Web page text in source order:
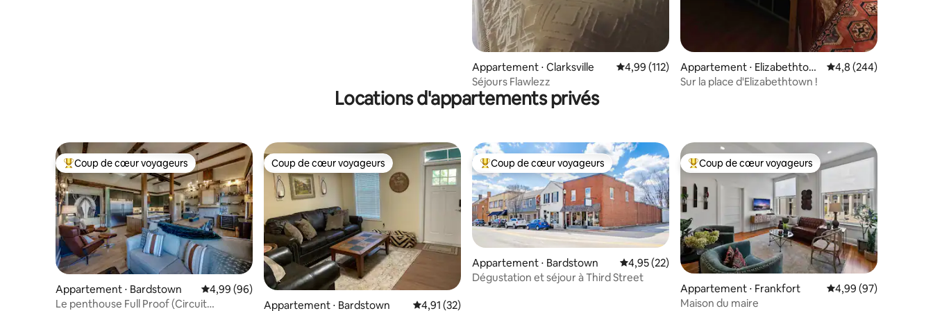
Appartement ⋅ Clarksville Évaluation moyenne sur la base de 112 commentaires : 4,99 sur 5
4,99 (112)
Séjours Flawlezz
Appartement ⋅ Elizabethtow
n
Évaluation moyenne
4,8 (244)
Sur la place d'Elizabethtown !
Locations d'appartements privés
Coups de cœur voyageurs les plus appréciés
Coup de cœur voyageurs
Appartement ⋅ Bardstown Évaluation moyenne sur la base de 96 commentaires : 4,99 sur 5
4,99 (96)
Le penthouse Full Proof (Circuit
Coup de cœur voyageurs
Coup de cœur voyageurs
Appartement ⋅ Bardstown Évaluation moyenne sur la base de 32 commentaires : 4,91 sur 5
4,91 (32)
Coups de cœur voyageurs les plus appréciés
Coup de cœur voyageurs
Appartement ⋅ Bardstown Évaluation moyenne sur la base de 22 commentaires : 4,95 sur 5
4,95 (22)
Dégustation et séjour à Third Street
Coups de cœur voyageurs les plus appréciés
Coup de cœur voyageurs
Appartement ⋅ Frankfort Évaluation moyenne
4,99 (97)
Maison du maire